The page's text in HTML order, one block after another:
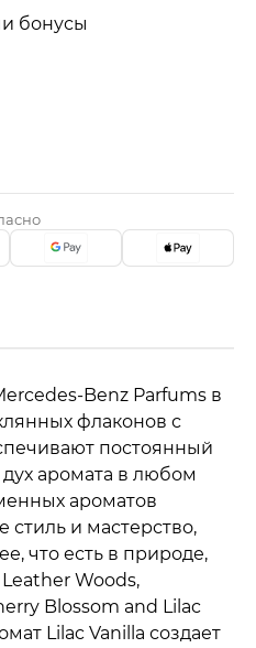
бонусы
Benz Parfums в
флаконов с
постоянный
аромата в любом
ароматов
стиль и мастерство,
что есть в природе,
Woods,
Blossom and Lilac
Lilac Vanilla создает